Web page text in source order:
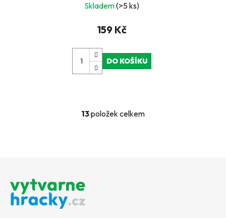
Skladem(>5 ks)
159 Kč
DO KOŠÍKU
O
13položek celkem